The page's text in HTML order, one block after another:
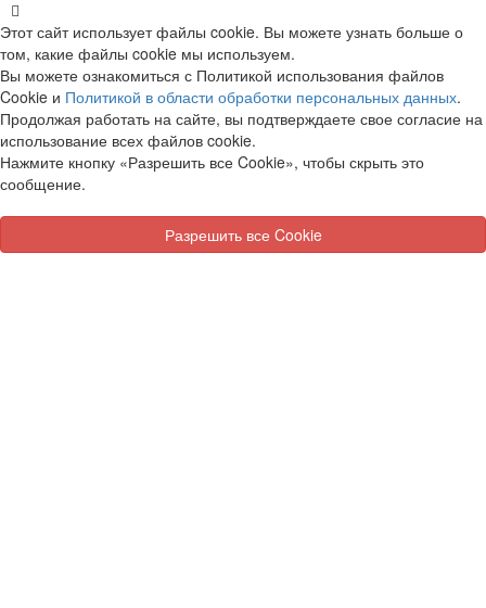
Этот сайт использует файлы cookie. Вы можете узнать больше о
том, какие файлы cookie мы используем.
Вы можете ознакомиться с Политикой использования файлов
Cookie и Политикой в области обработки персональных данных.
Продолжая работать на сайте, вы подтверждаете свое согласие на
использование всех файлов cookie.
Нажмите кнопку «Разрешить все Cookie», чтобы скрыть это
сообщение.
Разрешить все Cookie